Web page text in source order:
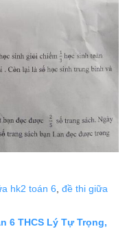
hk2 toán 6 đề thi giữa
6 THCS Lý Tự Trọng,